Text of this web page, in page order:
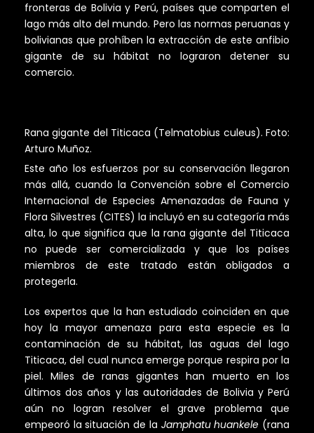
fronteras de Bolivia y Perú, países que comparten el
lago más alto del mundo. Pero las normas peruanas y
bolivianas que prohíben la extracción de este anfibio
gigante de su hábitat no lograron detener su
comercio.
Rana gigante del Titicaca (Telmatobius culeus). Foto:
Arturo Muñoz.
Este año los esfuerzos por su conservación llegaron
más allá, cuando la Convención sobre el Comercio
Internacional de Especies Amenazadas de Fauna y
Flora Silvestres (CITES) la incluyó en su categoría más
alta, lo que significa que la rana gigante del Titicaca
no puede ser comercializada y que los países
miembros de este tratado están obligados a
protegerla.
Los expertos que la han estudiado coinciden en que
hoy la mayor amenaza para esta especie es la
contaminación de su hábitat, las aguas del lago
Titicaca, del cual nunca emerge porque respira por la
piel. Miles de ranas gigantes han muerto en los
últimos dos años y las autoridades de Bolivia y Perú
aún no logran resolver el grave problema que
empeoró la situación de la Jamphatu huankele (rana